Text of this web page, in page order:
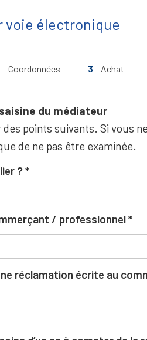
voie électronique
Coordonnées 3 Achat
du médiateur
points suivants. Si vous
de ne pas être examinée.
?
/ professionnel
réclamation écrite au